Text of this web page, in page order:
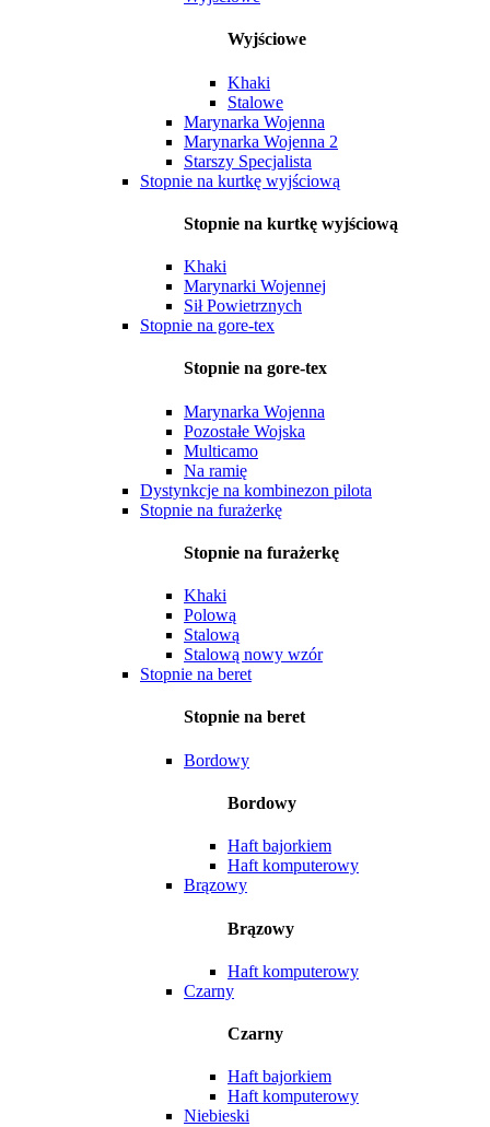
Wyjściowe
Khaki
Stalowe
Marynarka Wojenna
Marynarka Wojenna 2
Starszy Specjalista
Stopnie na kurtkę wyjściową
Stopnie na kurtkę wyjściową
Khaki
Marynarki Wojennej
Sił Powietrznych
Stopnie na gore-tex
Stopnie na gore-tex
Marynarka Wojenna
Pozostałe Wojska
Multicamo
Na ramię
Dystynkcje na kombinezon pilota
Stopnie na furażerkę
Stopnie na furażerkę
Khaki
Polową
Stalową
Stalową nowy wzór
Stopnie na beret
Stopnie na beret
Bordowy
Bordowy
Haft bajorkiem
Haft komputerowy
Brązowy
Brązowy
Haft komputerowy
Czarny
Czarny
Haft bajorkiem
Haft komputerowy
Niebieski